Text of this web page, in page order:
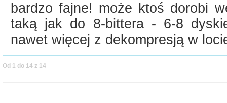
bardzo fajne! może ktoś dorobi
taką jak do 8-bittera - 6-8
nawet więcej z dekompresją w
Od 1 do 14 z 14